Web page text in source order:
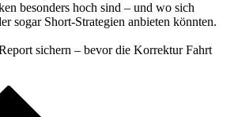
besonders hoch sind – und wo sich
sogar Short-Strategien anbieten könnten.
sichern – bevor die Korrektur Fahrt